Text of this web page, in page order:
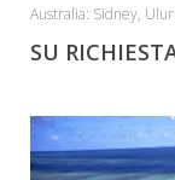
Australia: Sidney,
SU